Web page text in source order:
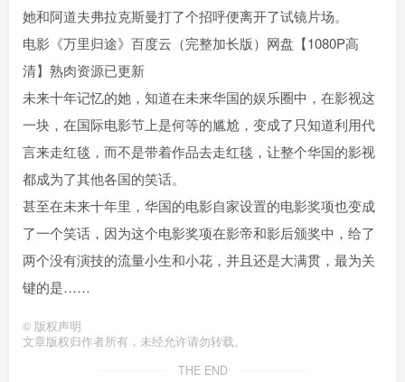
她和阿道夫弗拉克斯曼打了个招呼便离开了试镜片场。
电影《万里归途》百度云（完整加长版）网盘【1080P高
清】熟肉资源已更新
未来十年记忆的她，知道在未来华国的娱乐圈中，在影视这
一块，在国际电影节上是何等的尴尬，变成了只知道利用代
言来走红毯，而不是带着作品去走红毯，让整个华国的影视
都成为了其他各国的笑话。
甚至在未来十年里，华国的电影自家设置的电影奖项也变成
了一个笑话，因为这个电影奖项在影帝和影后颁奖中，给了
两个没有演技的流量小生和小花，并且还是大满贯，最为关
键的是……
© 版权声明
文章版权归作者所有，未经允许请勿转载。
THE END